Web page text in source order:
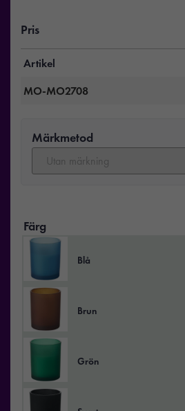
Pris
Artikel
MO-MO2708
Märkmetod
Färg
Blå
Brun
Grön